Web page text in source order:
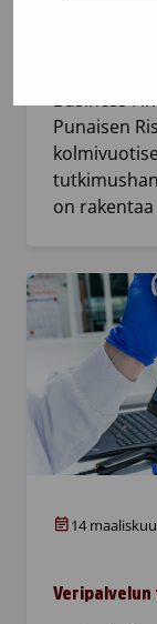
kehittävään
Business
Punaisen
on
14
Veripalvelun